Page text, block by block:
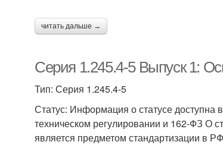
читать дальше →
Серия 1.245.4-5 Выпуск 1:
Тип: Серия 1.245.4-5
Статус: Информация о статусе доступна
техническом регулировании и 162-ФЗ О
является предметом стандартизации в